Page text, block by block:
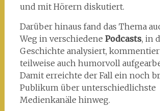
und mit Hörern diskutiert.
Darüber hinaus fand das Thema
Weg in verschiedene Podcasts, in
Geschichte analysiert,
teilweise auch humorvoll
Damit erreichte der Fall ein noch
Publikum über unterschiedlichste
Medienkanäle hinweg.